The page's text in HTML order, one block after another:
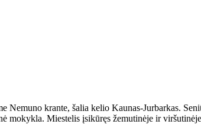
Nemuno krante, šalia kelio Kaunas-Jurbarkas.
mokykla. Miestelis įsikūręs žemutinėje ir